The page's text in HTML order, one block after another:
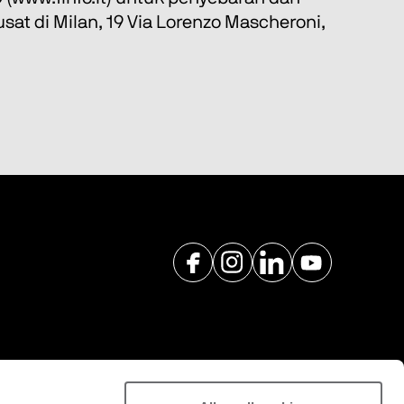
di Milan, 19 Via Lorenzo Mascheroni,